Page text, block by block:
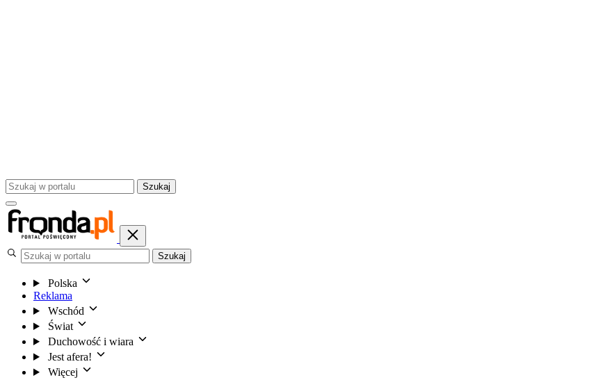
Szukaj
Szukaj
Polska
Reklama
Wschód
Świat
Duchowość i wiara
Jest afera!
Więcej